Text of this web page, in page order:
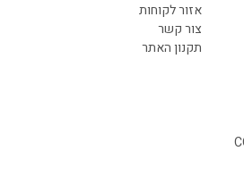
אזור לקוחות
צור קשר
תקנון האתר